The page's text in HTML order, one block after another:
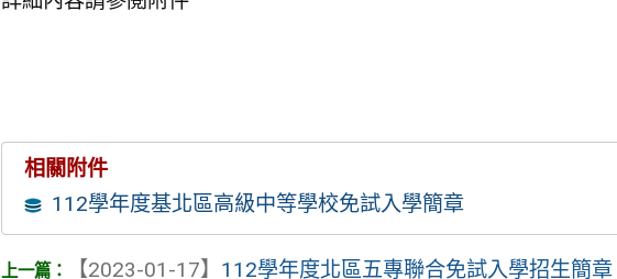
相關附件
112學年度基北區高級中等學校免試入學簡章
【2023-01-17】 112學年度北區五專聯合免試入學招生簡章